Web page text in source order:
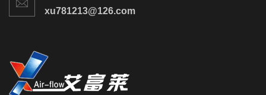
xu781213@126.com